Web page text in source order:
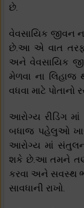
છે.
વેવસાયિક જીવન
છે.આ એ વાત તરફ
અને વેવસાયિક
મેળવા ના
વધવા માટે પોતાનો
આરોગ્ય રીડિંગ
બધાજ પહેલુઓ
આરોગ્ય માં
શકે છે.આ તમને
કરવા અને સવસ્થ
સાવધાની રાખો.